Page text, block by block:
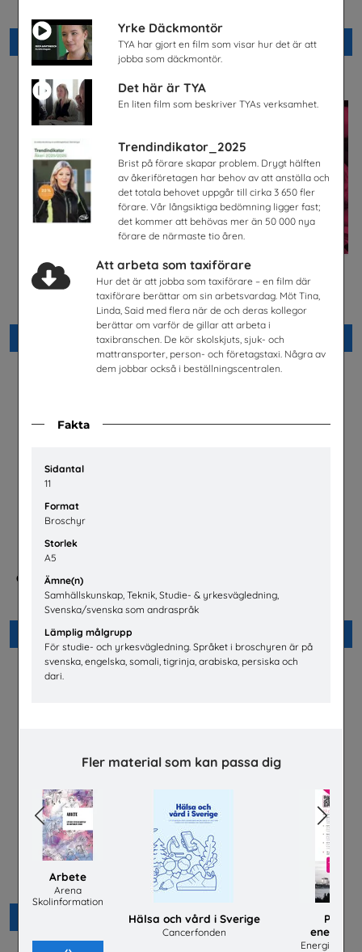
Fakta
Sidantal
11
Format
Broschyr
Storlek
A5
Ämne(n)
Samhällskunskap, Teknik, Studie- & yrkesvägledning,
Svenska/svenska som andraspråk
Lämplig målgrupp
För studie- och yrkesvägledning. Språket i broschyren är på
svenska, engelska, somali, tigrinja, arabiska, persiska och
dari.
Yrke Däckmontör
TYA har gjort en film som visar hur det är att
jobba som däckmontör.
Det här är TYA
En liten film som beskriver TYAs verksamhet.
Trendindikator_2025
Brist på förare skapar problem. Drygt hälften
av åkeriföretagen har behov av att anställa och
det totala behovet uppgår till cirka 3 650 fler
förare. Vår långsiktiga bedömning ligger fast;
det kommer att behövas mer än 50 000 nya
förare de närmaste tio åren.
Att arbeta som taxiförare
Hur det är att jobba som taxiförare – en film där
taxiförare berättar om sin arbetsvardag. Möt Tina,
Linda, Said med flera när de och deras kollegor
berättar om varför de gillar att arbeta i
taxibranschen. De kör skolskjuts, sjuk- och
mattransporter, person- och företagstaxi. Några av
dem jobbar också i beställningscentralen.
Fler material som kan passa dig
Arbete
Arena
Skolinformation
Hälsa och vård i Sverige
Cancerfonden
Previous Next
Beställ 0kr Beställ 0kr
Lastbilschaufför-Ett
framtidsjobb
TYA
Beställ 0kr
Säkra svar om hiv
Riksförbundet Noaks Ark
Beställ 0kr
Checklista för undervisning
om pornografi
Unizon
Beställ 0kr
Energiföretagen Sverige
Lätta trycket MINI
Hej främling Sverige